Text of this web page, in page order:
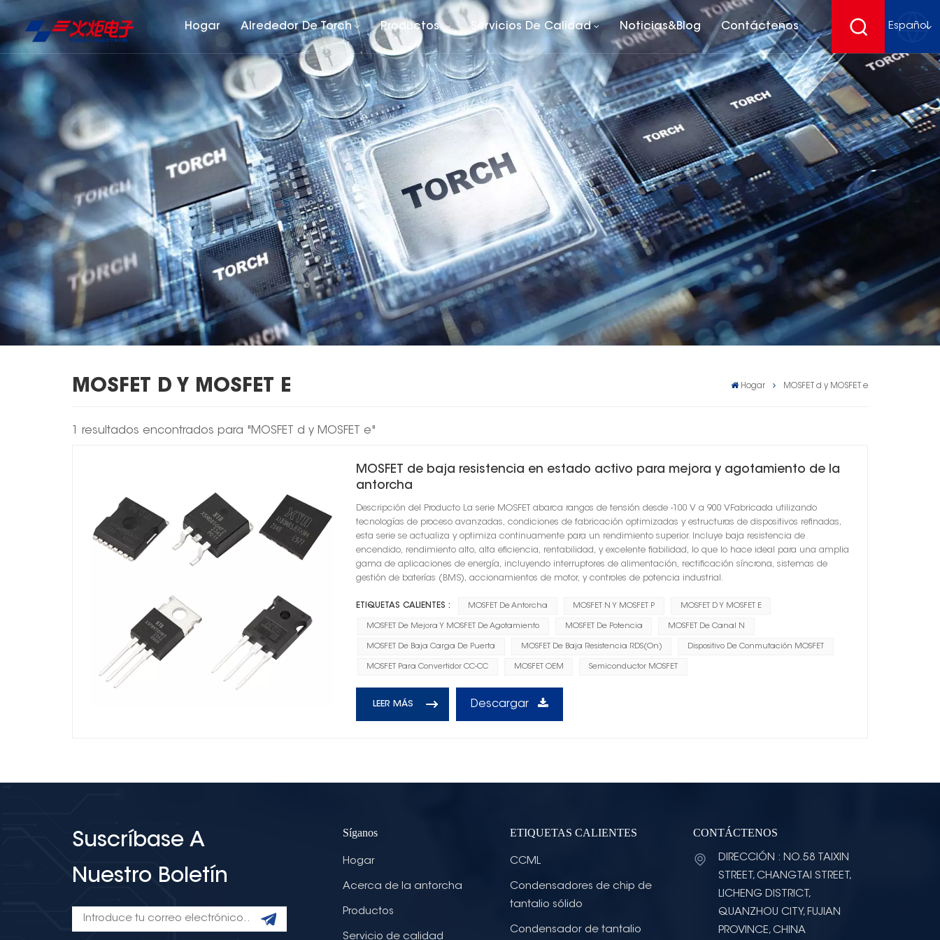
Hogar Alrededor De Torch Productos Servicios De Calidad Noticias&Blog Contáctenos Español
English
français
Deutsch
español
MOSFET D Y MOSFET E Hogar MOSFET d y MOSFET e
1 resultados encontrados para "MOSFET d y MOSFET e"
MOSFET de baja resistencia en estado activo para mejora y agotamiento de la
antorcha
Descripción del Producto La serie MOSFET abarca rangos de tensión desde -100 V a 900 VFabricada utilizando
tecnologías de proceso avanzadas, condiciones de fabricación optimizadas y estructuras de dispositivos refinadas,
esta serie se actualiza y optimiza continuamente para un rendimiento superior. Incluye baja resistencia de
encendido, rendimiento alto, alta eficiencia, rentabilidad, y excelente fiabilidad, lo que lo hace ideal para una amplia
gama de aplicaciones de energía, incluyendo interruptores de alimentación, rectificación síncrona, sistemas de
gestión de baterías (BMS), accionamientos de motor, y controles de potencia industrial.
ETIQUETAS CALIENTES : MOSFET De Antorcha MOSFET N Y MOSFET P MOSFET D Y MOSFET E
MOSFET De Mejora Y MOSFET De Agotamiento MOSFET De Potencia MOSFET De Canal N
MOSFET De Baja Carga De Puerta MOSFET De Baja Resistencia RDS(on) Dispositivo De Conmutación MOSFET
MOSFET Para Convertidor CC-CC MOSFET OEM Semiconductor MOSFET
LEER MÁS Descargar
Suscríbase A
Nuestro Boletín
Síganos
Hogar
Acerca de la antorcha
Productos
Servicio de calidad
ETIQUETAS CALIENTES
CCML
Condensadores de chip de
tantalio sólido
Condensador de tantalio
CONTÁCTENOS
DIRECCIÓN : NO.58 TAIXIN
STREET, CHANGTAI STREET,
LICHENG DISTRICT,
QUANZHOU CITY, FUJIAN
PROVINCE, CHINA